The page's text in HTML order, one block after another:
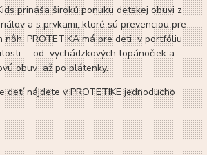
prináša širokú ponuku detskej obuvi z
a s prvkami, ktoré sú prevenciou pre
nôh. PROTETIKA má pre deti v portfóliu
- od vychádzkových topánočiek a
obuv až po plátenky.
detí nájdete v PROTETIKE jednoducho